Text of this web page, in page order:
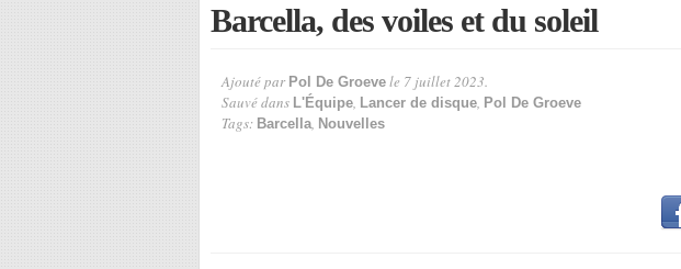
Barcella, des voiles et du soleil
Ajouté par Pol De Groeve le 7 juillet 2023.
Sauvé dans L'Équipe, Lancer de disque, Pol De Groeve
Tags: Barcella, Nouvelles